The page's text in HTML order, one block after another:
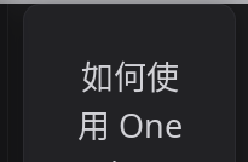
如何使
用 One